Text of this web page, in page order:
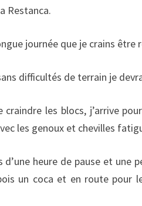
Restanca.
journée que je crains être
difficultés de terrain je
craindre les blocs, j’arrive
les genoux et chevilles
d’une heure de pause et
un coca et en route pour